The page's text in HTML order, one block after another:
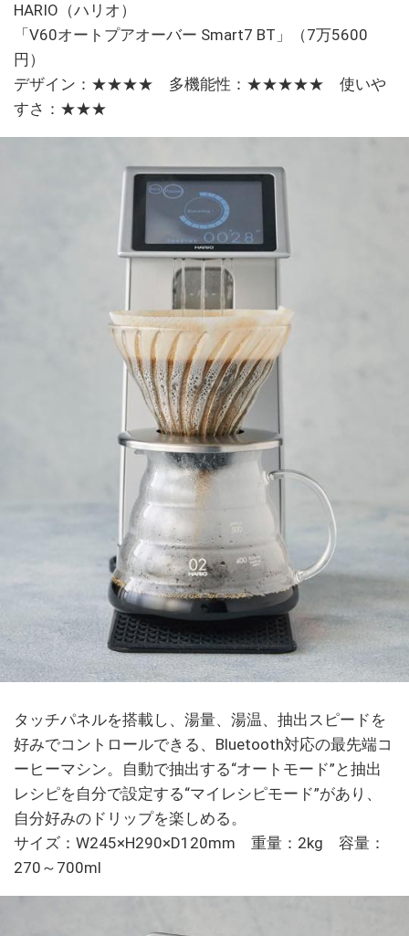
HARIO（ハリオ）
「V60オートプアオーバー Smart7 BT」（7万5600
円）
デザイン：★★★★ 多機能性：★★★★★ 使いや
すさ：★★★
タッチパネルを搭載し、湯量、湯温、抽出スピードを
好みでコントロールできる、Bluetooth対応の最先端コ
ーヒーマシン。自動で抽出する“オートモード”と抽出
レシピを自分で設定する“マイレシピモード”があり、
自分好みのドリップを楽しめる。
サイズ：W245×H290×D120mm 重量：2kg 容量：
270～700ml